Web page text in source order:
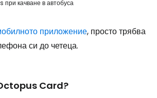
качване в автобуса
приложение, просто трябва
си до четеца.
Card?